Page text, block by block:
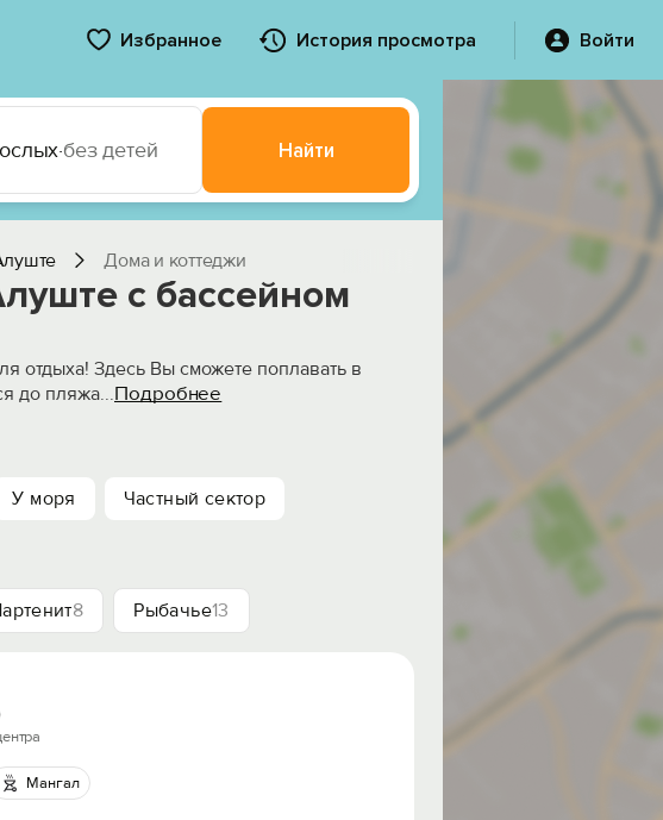
Избранное История просмотра Войти
·без детей Найти
Дома и коттеджи
с бассейном
отдыха! Здесь Вы сможете поплавать в
до пляжа...Подробнее
У моря Частный сектор
8 Рыбачье13
Мангал